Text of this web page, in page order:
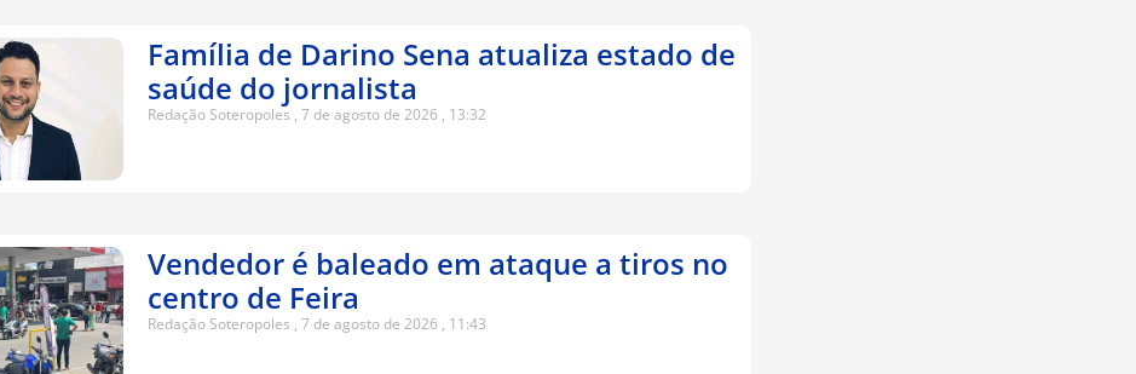
Família de Darino Sena atualiza estado de
saúde do jornalista
Redação Soteropoles 7 de agosto de 2026 13:32
Vendedor é baleado em ataque a tiros no
centro de Feira
Redação Soteropoles 7 de agosto de 2026 11:43